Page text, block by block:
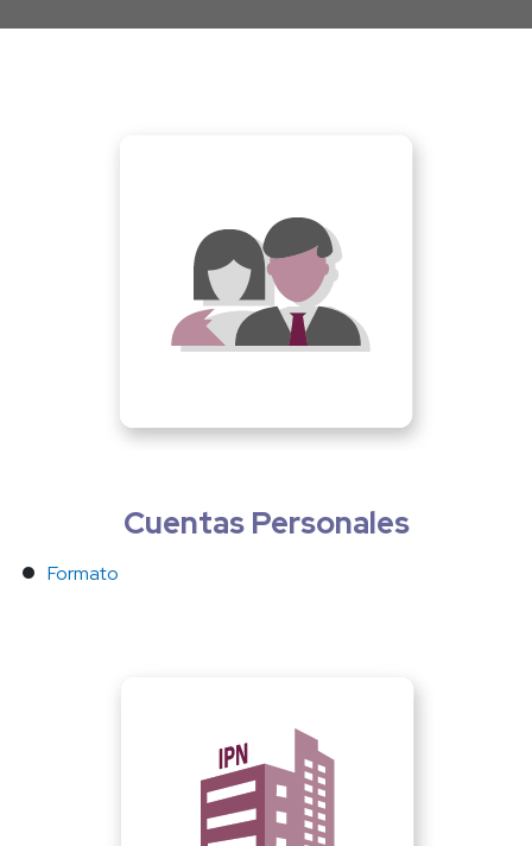
Cuentas Personales
Formato